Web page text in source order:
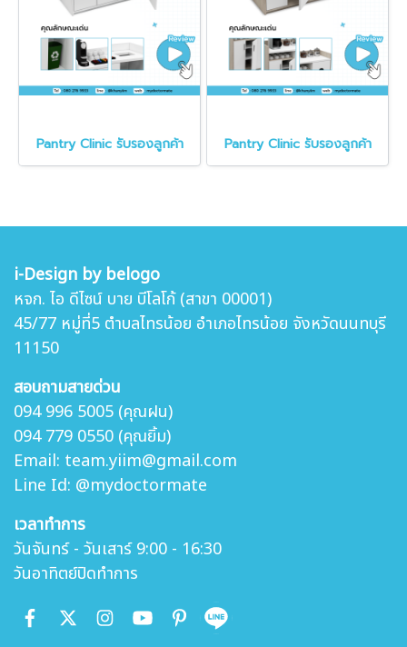
Pantry Clinic รับรองลูกค้า Pantry Clinic รับรองลูกค้า
i-Design by belogo
หจก. ไอ ดีไซน์ บาย บีโลโก้ (สาขา 00001)
45/77 หมู่ที่5 ตำบลไทรน้อย อำเภอไทรน้อย จังหวัดนนทบุรี
11150
สอบถามสายด่วน
094 996 5005 (คุณฝน)
094 779 0550 (คุณยิ้ม)
Email: team.yiim@gmail.com
Line Id: @mydoctormate
เวลาทำการ
วันจันทร์ - วันเสาร์ 9:00 - 16:30
วันอาทิตย์ปิดทำการ